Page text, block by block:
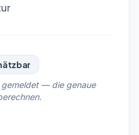
— die genaue